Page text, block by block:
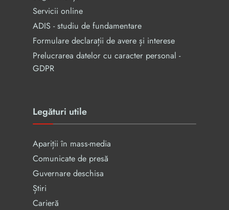
Servicii online
ADIS - studiu de fundamentare
Formulare declarații de avere și interese
Prelucrarea datelor cu caracter personal -
GDPR
Legături utile
Apariții în mass-media
Comunicate de presă
Guvernare deschisa
Știri
Carieră